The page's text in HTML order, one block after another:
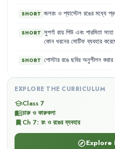
SHORT জলরং ও প্যাস্টেল রঙের মধ্যে
SHORT সুপর্ণা রায় পিউ এবং পারমিতা সাহা
কোন ধরনের মোটিফ ব্যবহার
SHORT পোস্টার রঙে ছবির অনুশীলন করার
EXPLORE THE CURRICULUM
schoolClass 7
menu_bookচারু ও কারুকলা
bookmark Ch 7: রং ও রঙের ব্যবহার
exploreExplore